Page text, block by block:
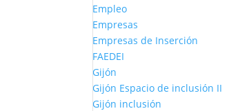
Empleo
Empresas
Empresas de Inserción
FAEDEI
Gijón
Gijón Espacio de inclusión II
Gijón inclusión